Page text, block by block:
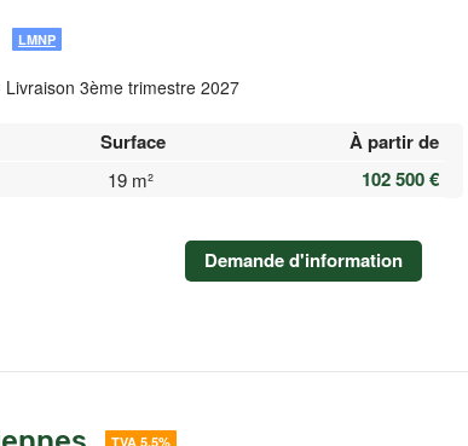
LMNP
3ème trimestre 2027
Surface À partir de
19 m² 102 500 €
Demande d'information
TVA 5.5%